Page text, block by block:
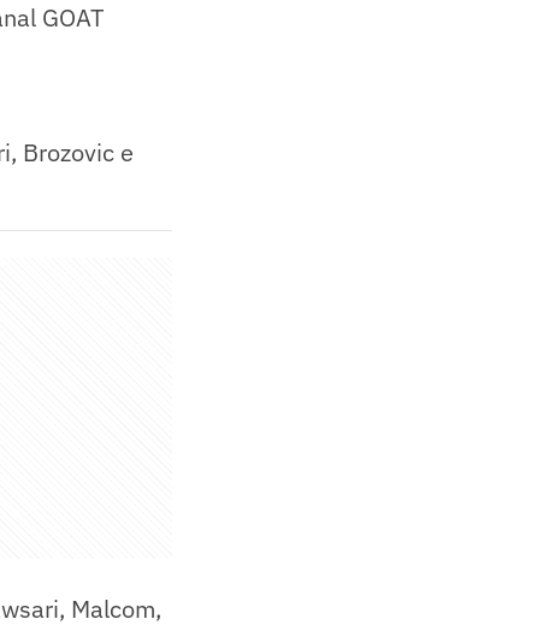
GOAT
Brozovic e
Malcom,